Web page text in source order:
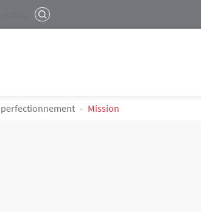
RECHERCHER
perfectionnement Mission